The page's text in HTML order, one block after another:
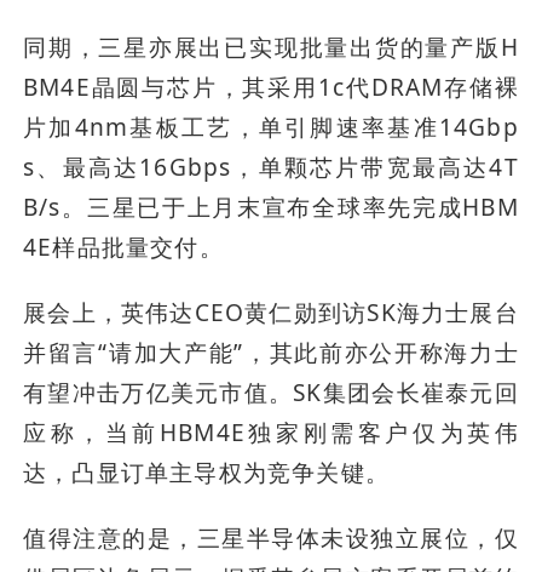
同期，三星亦展出已实现批量出货的量产版H
BM4E晶圆与芯片，其采用1c代DRAM存储裸
片加4nm基板工艺，单引脚速率基准14Gbp
s、最高达16Gbps，单颗芯片带宽最高达4T
B/s。三星已于上月末宣布全球率先完成HBM
4E样品批量交付。
展会上，英伟达CEO黄仁勋到访SK海力士展台
并留言“请加大产能”，其此前亦公开称海力士
有望冲击万亿美元市值。SK集团会长崔泰元回
应称，当前HBM4E独家刚需客户仅为英伟
达，凸显订单主导权为竞争关键。
值得注意的是，三星半导体未设独立展位，仅